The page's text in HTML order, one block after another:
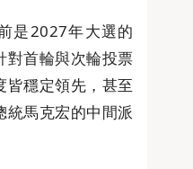
是2027年大選的
對首輪與次輪投票
皆穩定領先，甚至
統馬克宏的中間派